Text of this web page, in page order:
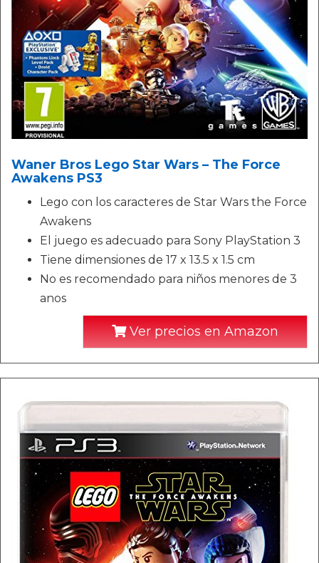
Waner Bros Lego Star Wars – The Force
Awakens PS3
Lego con los caracteres de Star Wars the Force
Awakens
El juego es adecuado para Sony PlayStation 3
Tiene dimensiones de 17 x 13.5 x 1.5 cm
No es recomendado para niños menores de 3
anos
Ver precios en Amazon